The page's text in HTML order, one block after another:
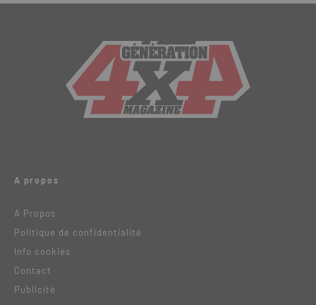
A propos
A Propos
Politique de confidentialité
Info cookies
Contact
Publicité